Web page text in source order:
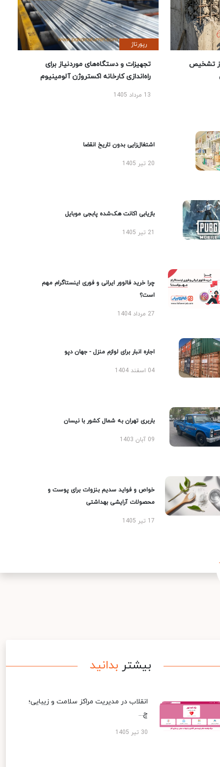
تشخیص
رپورتاژ
تجهیزات و دستگاه‌های موردنیاز برای
راه‌اندازی کارخانه اکستروژن آلومینیوم
13 مرداد 1405
اشتغال‌زایی بدون تاریخ انقضا
20 تیر 1405
بازیابی اکانت هک‌شده پابجی موبایل
چرا خرید فالوور ایرانی و فوری اینستاگرام مهم
است؟
27 مرداد 1404
اجاره انبار برای لوازم منزل - جهان دپو
04 اسفند 1404
باربری تهران به شمال کشور با نیسان
09 آبان 1403
خواص و فواید سدیم بنزوات برای پوست و
محصولات آرایشی بهداشتی
17 تیر 1405
بیشتر بدانید
انقلاب در مدیریت مراکز سلامت و زیبایی؛
چ...
30 تیر 1405